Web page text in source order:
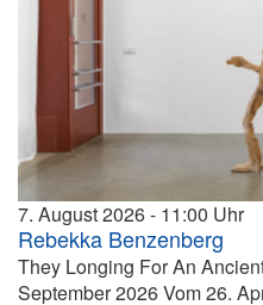
7. August 2026 11:00
Rebekka Benzenberg
They Longing For An
September 2026 Vom 26.